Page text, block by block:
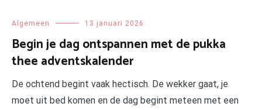
Algemeen 13 januari 2026
Begin je dag ontspannen met de pukka
thee adventskalender
De ochtend begint vaak hectisch. De wekker gaat, je
moet uit bed komen en de dag begint meteen met een